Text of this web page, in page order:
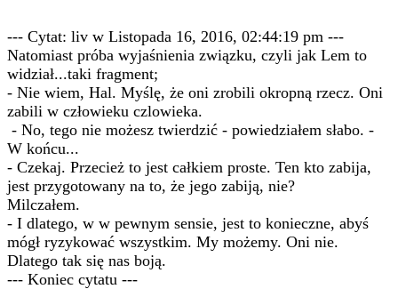
--- Cytat: liv w Listopada 16, 2016, 02:44:19 pm ---
Natomiast próba wyjaśnienia związku, czyli jak Lem to
widział...taki fragment;
- Nie wiem, Hal. Myślę, że oni zrobili okropną rzecz. Oni
zabili w człowieku czlowieka.
- No, tego nie możesz twierdzić - powiedziałem słabo. -
W końcu...
- Czekaj. Przecież to jest całkiem proste. Ten kto zabija,
jest przygotowany na to, że jego zabiją, nie?
Milczałem.
- I dlatego, w w pewnym sensie, jest to konieczne, abyś
mógł ryzykować wszystkim. My możemy. Oni nie.
Dlatego tak się nas boją.
--- Koniec cytatu ---